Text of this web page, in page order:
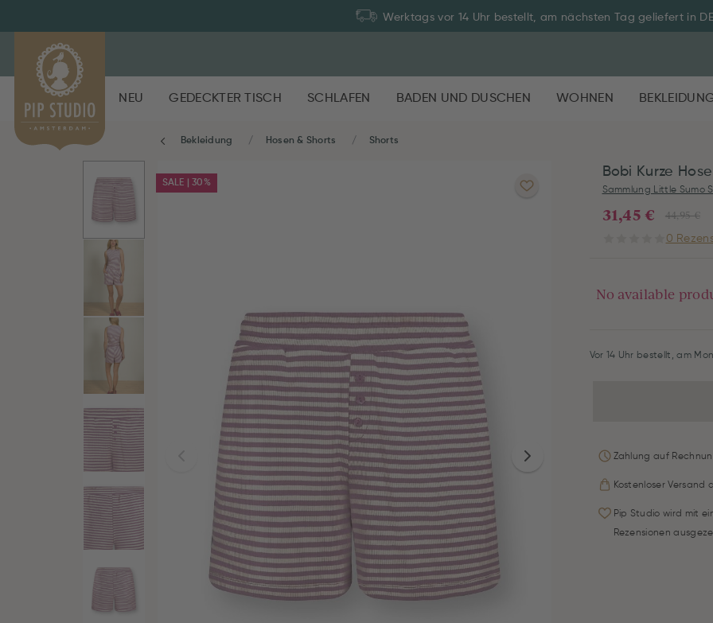
Werktags vor 14 Uhr bestellt, am nächsten Tag geliefert in DE
NEU GEDECKTER TISCH SCHLAFEN BADEN UND DUSCHEN WOHNEN
Bekleidung Hosen & Shorts Shorts
SALE | 30%
Bobi Kurze
Sammlung Little Sumo
44,95 €
31,45 €
0
No available
Vor 14 Uhr bestellt, am
Zahlung auf
Kostenloser Versand
Pip Studio wird mit
Rezensionen